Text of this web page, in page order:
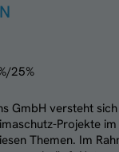
25%
GmbH versteht
Projekte
Themen. Im